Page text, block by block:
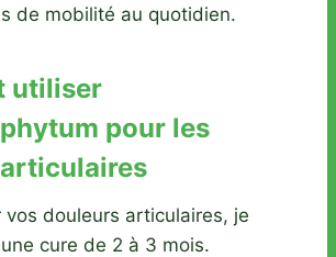
de mobilité au quotidien.
utiliser
pour les
vos douleurs articulaires, je
cure de 2 à 3 mois.